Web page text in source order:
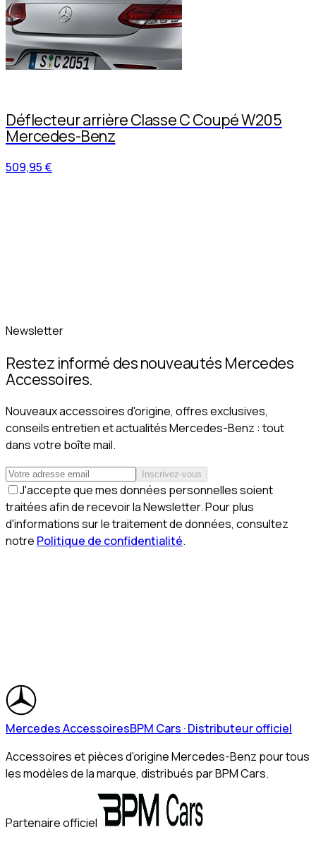
Déflecteur arrière Classe C Coupé W205
Mercedes-Benz
509,95 €
Newsletter
Restez informé des nouveautés Mercedes
Accessoires.
Nouveaux accessoires d'origine, offres exclusives,
conseils entretien et actualités Mercedes-Benz : tout
dans votre boîte mail.
Inscrivez-vous
J'accepte que mes données personnelles soient
traitées afin de recevoir la Newsletter. Pour plus
d'informations sur le traitement de données, consultez
notre Politique de confidentialité.
Mercedes AccessoiresBPM Cars · Distributeur officiel
Accessoires et pièces d'origine Mercedes-Benz pour tous
les modèles de la marque, distribués par BPM Cars.
Partenaire officiel